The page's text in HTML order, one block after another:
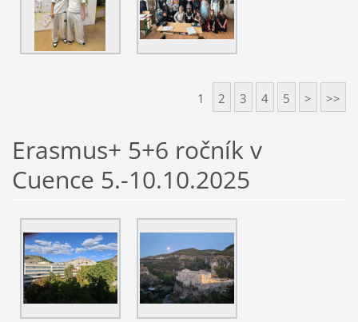
1 2 3 4 5 > >>
Erasmus+ 5+6 ročník v
Cuence 5.-10.10.2025